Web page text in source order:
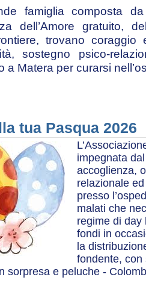
famiglia composta
dell’Amore gratuito,
trovano
sostegno psico-
a Matera per curarsi
tua Pasqua 2026
impegnata
accoglienza,
relazionale
presso
malati che
regime di day
fondi in
la
fondente, con
sorpresa e peluche -